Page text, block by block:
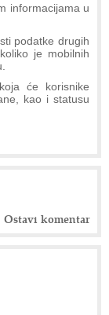
informacijama u
podatke drugih
je mobilnih
će korisnike
kao i statusu
Ostavi komentar